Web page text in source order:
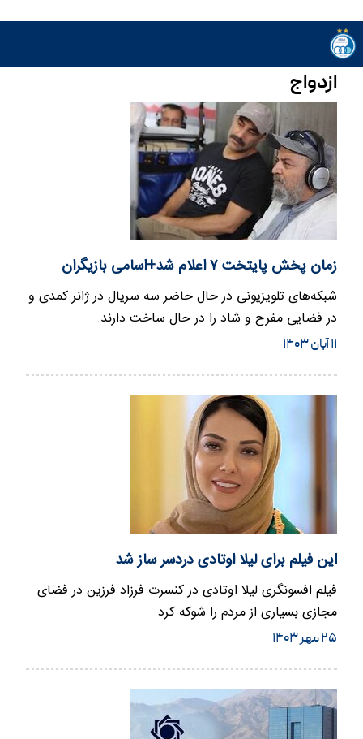
ازدواج
زمان پخش پایتخت ۷ اعلام شد+اسامی بازیگران
شبکه‌های تلویزیونی در حال حاضر سه سریال در ژانر کمدی و
در فضایی مفرح و شاد را در حال ساخت دارند.
۱۱ آبان ۱۴۰۳
این فیلم برای لیلا اوتادی دردسر ساز شد
فیلم افسونگری لیلا اوتادی در کنسرت فرزاد فرزین در فضای
مجازی بسیاری از مردم را شوکه کرد.
۲۵ مهر ۱۴۰۳